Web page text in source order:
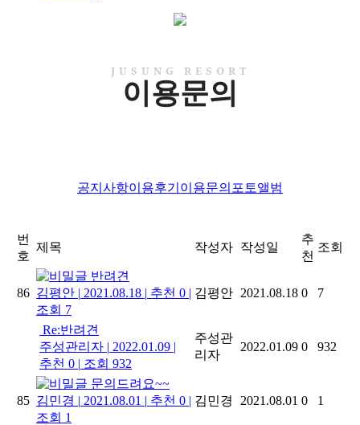
JUSUNG RESORT
이용문의
공지사항이용후기 이용문의 포토앨범
번
호
제목 작성자 작성일
추
천
조회
86
반려견
김평안 | 2021.08.18 | 추천 0 |
조회 7
김평안 2021.08.18 0 7
Re:반려견
주성관리자 | 2022.01.09 |
추천 0 | 조회 932
주성관
리자
2022.01.09 0 932
85
문의드려요~~
김민경 | 2021.08.01 | 추천 0 |
조회 1
김민경 2021.08.01 0 1